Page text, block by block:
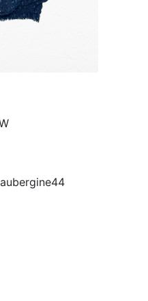
aubergine44